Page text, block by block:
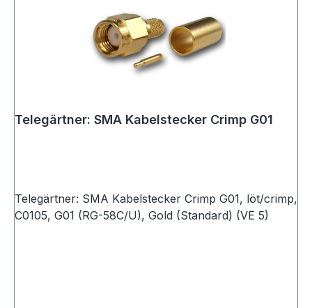
Telegärtner: SMA Kabelstecker Crimp G01
Telegärtner: SMA Kabelstecker Crimp G01, löt/crimp,
C0105, G01 (RG-58C/U), Gold (Standard) (VE 5)